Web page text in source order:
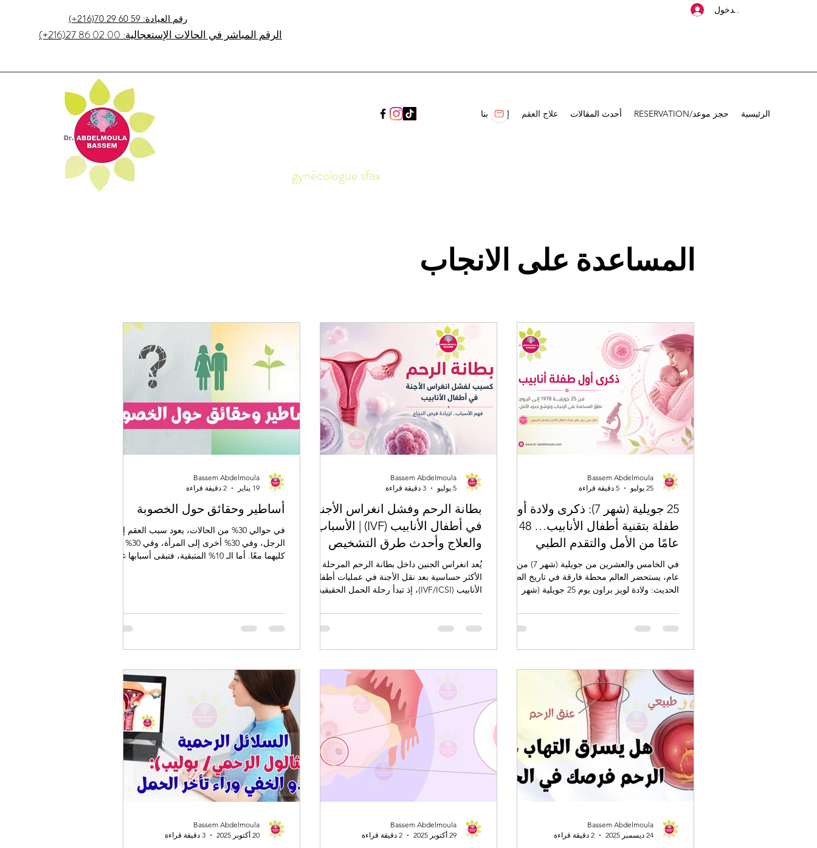
(+216)70 29 60 59 :رقم العيادة
(+216)27 86 02 00 :الرقم المباشر في الحالات الإستعجالية
تسجيل الدخول
الرئيسية حجز موعد/RESERVATION أحدث المقالات علاج العقم إتصل بنا
gynécologue sfax
المساعدة على الانجاب
25 جويلية (شهر 7): ذكرى ولادة أول
طفلة بتقنية أطفال الأنابيب… 48
عامًا من الأمل والتقدم الطبي
في الخامس والعشرين من جويلية (شهر 7) من كل
عام، يستحضر العالم محطة فارقة في تاريخ الطب
الحديث: ولادة لويز براون يوم 25 جويلية (شهر
وُلدت بعد نجاح تقنية الإخصاب خارج الجسم أو
أطفال الأنابيب IVF.
Bassem Abdelmoula
25 يوليو
5 دقيقة قراءة
بطانة الرحم وفشل انغراس الأجنة
في أطفال الأنابيب (IVF) | الأسباب
والعلاج وأحدث طرق التشخيص
يُعد انغراس الجنين داخل بطانة الرحم المرحلة
الأكثر حساسية بعد نقل الأجنة في عمليات أطفال
الأنابيب (IVF/ICSI)، إذ تبدأ رحلة الحمل الحقيقية
Bassem Abdelmoula
5 يوليو
3 دقيقة قراءة
أساطير وحقائق حول الخصوبة
في حوالي 30% من الحالات، يعود سبب العقم إلى
الرجل، وفي 30% أخرى إلى المرأة، وفي 30% إلى
كليهما معًا. أما الـ 10% المتبقية، فتبقى أسبابها غير
Bassem Abdelmoula
19 يناير
2 دقيقة قراءة
Bassem Abdelmoula
24 ديسمبر 2025
2 دقيقة قراءة
Bassem Abdelmoula
29 أكتوبر 2025
2 دقيقة قراءة
Bassem Abdelmoula
20 أكتوبر 2025
3 دقيقة قراءة